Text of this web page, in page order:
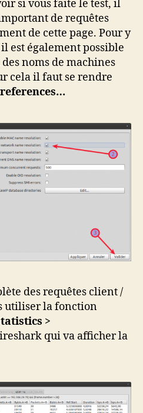
si vous faite le test, il
de requêtes
de cette page. Pour y
est également possible
noms de machines
cela il faut se rendre
des requêtes client /
utiliser la fonction
>
qui va afficher la